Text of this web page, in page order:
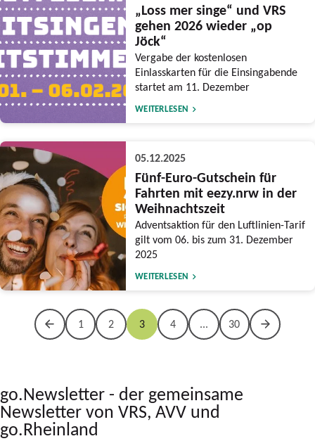
„Loss mer singe“ und VRS
gehen 2026 wieder „op
Jöck“
Vergabe der kostenlosen
Einlasskarten für die Einsingabende
startet am 11. Dezember
WEITERLESEN
05.12.2025
Fünf-Euro-Gutschein für
Fahrten mit eezy.nrw in der
Weihnachtszeit
Adventsaktion für den Luftlinien-Tarif
gilt vom 06. bis zum 31. Dezember
2025
WEITERLESEN
1 2 3 4 ... 30
go.Newsletter - der gemeinsame
Newsletter von VRS, AVV und
go.Rheinland